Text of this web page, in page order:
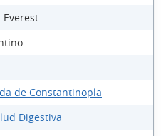
de Constantinopla
Digestiva